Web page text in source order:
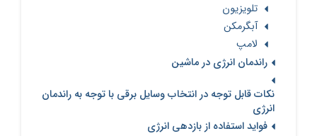
تلویزیون
آبگرمکن
لامپ
راندمان انرژی در ماشین
نکات قابل توجه در انتخاب وسایل برقی با توجه به راندمان
انرژی
فواید استفاده از بازدهی انرژی